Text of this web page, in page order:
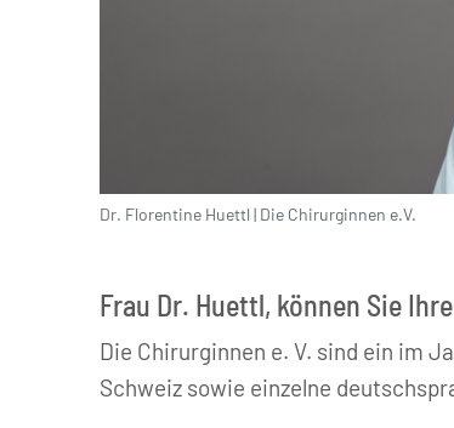
Die Chirurginnen e. V.
Dr. Florentine Huettl | Die Chirurginnen e.V.
Frau Dr. Huettl, können Sie
Die Chirurginnen e. V. sind ein im
Schweiz sowie einzelne